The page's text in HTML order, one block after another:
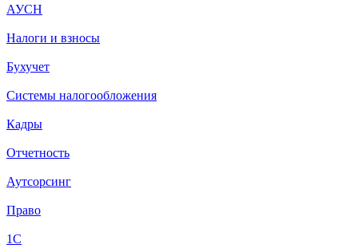
АУСН
Налоги и взносы
Бухучет
Системы налогообложения
Кадры
Отчетность
Аутсорсинг
Право
1С